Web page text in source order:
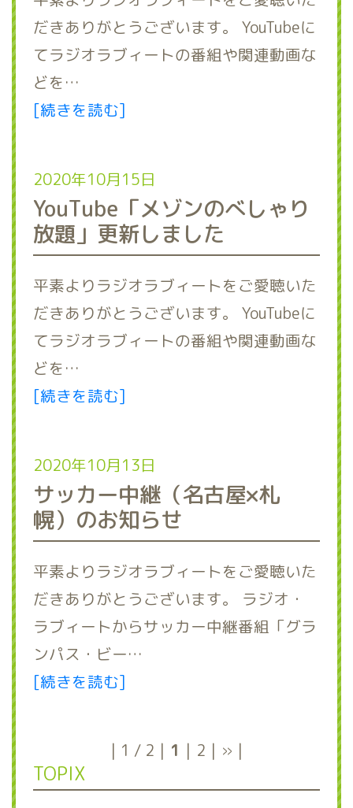
だきありがとうございます。 YouTubeに
てラジオラブィートの番組や関連動画な
どを…
[続きを読む]
2020年10月15日
YouTube「メゾンのべしゃり
放題」更新しました
平素よりラジオラブィートをご愛聴いた
だきありがとうございます。 YouTubeに
てラジオラブィートの番組や関連動画な
どを…
[続きを読む]
2020年10月13日
サッカー中継（名古屋×札
幌）のお知らせ
平素よりラジオラブィートをご愛聴いた
だきありがとうございます。 ラジオ・
ラブィートからサッカー中継番組「グラ
ンパス・ビー…
[続きを読む]
1 / 2 1 2 »
TOPIX